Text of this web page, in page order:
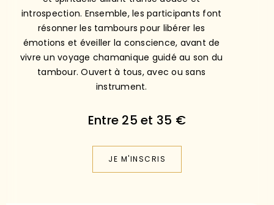
résonner les tambours pour libérer les
émotions et éveiller la conscience, avant de
vivre un voyage chamanique guidé au son du
tambour. Ouvert à tous, avec ou sans
instrument.